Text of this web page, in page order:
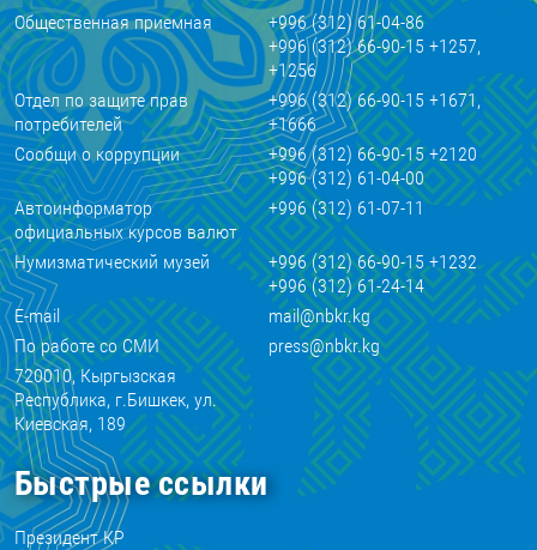
Общественная приемная
+996 (312) 61-04-86
+996 (312) 66-90-15 +1257,
+1256
Отдел по защите прав
потребителей
+996 (312) 66-90-15 +1671,
+1666
Сообщи о коррупции
+996 (312) 66-90-15 +2120
+996 (312) 61-04-00
Автоинформатор
официальных курсов валют
+996 (312) 61-07-11
Нумизматический музей
+996 (312) 66-90-15 +1232
+996 (312) 61-24-14
E-mail
mail@nbkr.kg
По работе со СМИ
press@nbkr.kg
720010, Кыргызская
Республика, г.Бишкек, ул.
Киевская, 189
Быстрые ссылки
Президент КР